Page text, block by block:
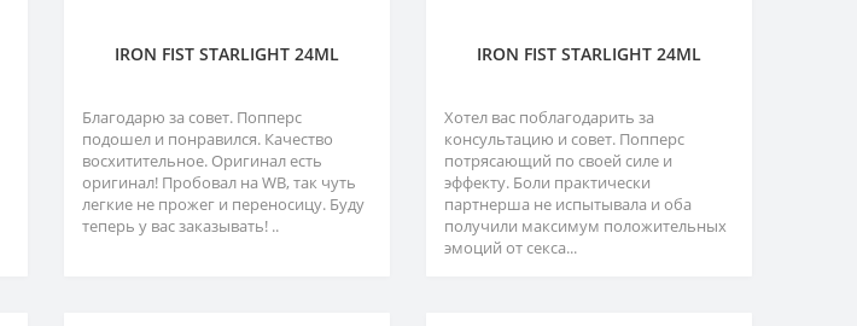
IRON FIST STARLIGHT 24ML
Благодарю за совет. Попперс
подошел и понравился. Качество
восхитительное. Оригинал есть
оригинал! Пробовал на WB, так чуть
легкие не прожег и переносицу. Буду
теперь у вас заказывать! ..
IRON FIST STARLIGHT 24ML
Хотел вас поблагодарить за
консультацию и совет. Попперс
потрясающий по своей силе и
эффекту. Боли практически
партнерша не испытывала и оба
получили максимум положительных
эмоций от секса...